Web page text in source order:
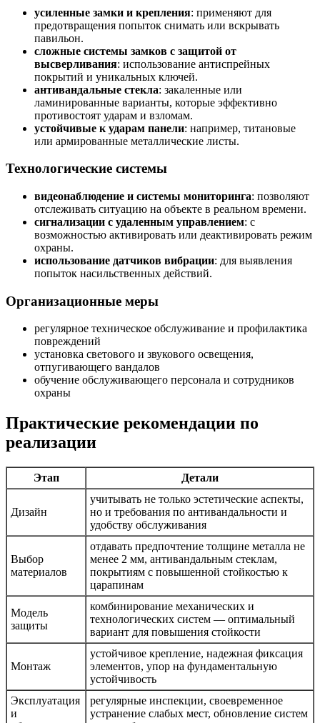
усиленные замки и крепления: применяют для
предотвращения попыток снимать или вскрывать
павильон.
сложные системы замков с защитой от
высверливания: использование антиспрейных
покрытий и уникальных ключей.
антивандальные стекла: закаленные или
ламинированные варианты, которые эффективно
противостоят ударам и взломам.
устойчивые к ударам панели: например, титановые
или армированные металлические листы.
Технологические системы
видеонаблюдение и системы мониторинга: позволяют
отслеживать ситуацию на объекте в реальном времени.
сигнализации с удаленным управлением: с
возможностью активировать или деактивировать режим
охраны.
использование датчиков вибрации: для выявления
попыток насильственных действий.
Организационные меры
регулярное техническое обслуживание и профилактика
повреждений
установка светового и звукового освещения,
отпугивающего вандалов
обучение обслуживающего персонала и сотрудников
охраны
Практические рекомендации по
реализации
Этап Детали
Дизайн
учитывать не только эстетические аспекты,
но и требования по антивандальности и
удобству обслуживания
Выбор
материалов
отдавать предпочтение толщине металла не
менее 2 мм, антивандальным стеклам,
покрытиям с повышенной стойкостью к
царапинам
Модель
защиты
комбинирование механических и
технологических систем — оптимальный
вариант для повышения стойкости
Монтаж
устойчивое крепление, надежная фиксация
элементов, упор на фундаментальную
устойчивость
Эксплуатация
и
регулярные инспекции, своевременное
устранение слабых мест, обновление систем